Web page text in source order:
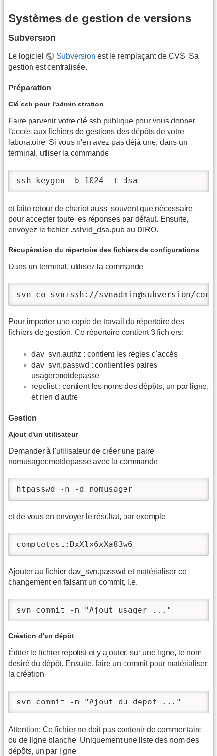
Systèmes de gestion de versions
Subversion
Le logiciel Subversion est le remplaçant de CVS. Sa
gestion est centralisée.
Préparation
Clé ssh pour l'administration
Faire parvenir votre clé ssh publique pour vous donner
l'accès aux fichiers de gestions des dépôts de votre
laboratoire. Si vous n'en avez pas déjà une, dans un
terminal, utliser la commande
ssh-keygen -b 1024 -t dsa
et faite retour de chariot aussi souvent que nécessaire
pour accepter toute les réponses par défaut. Ensuite,
envoyez le fichier .ssh/id_dsa.pub au DIRO.
Récupération du répertoire des fichiers de configurations
Dans un terminal, utilisez la commande
svn co svn+ssh://svnadmin@subversion/
Pour importer une copie de travail du répertoire des
fichiers de gestion. Ce répertoire contient 3 fichiers:
dav_svn.authz : contient les règles d'accès
dav_svn.passwd : contient les paires
usager:motdepasse
repolist : contient les noms des dépôts, un par ligne,
et rien d'autre
Gestion
Ajout d'un utilisateur
Demander à l'utilisateur de créer une paire
nomusager:motdepasse avec la commande
htpasswd -n -d nomusager
et de vous en envoyer le résultat, par exemple
comptetest:DxXlx6xXa83w6
Ajouter au fichier dav_svn.passwd et matérialiser ce
changement en faisant un commit, i.e.
svn commit -m "Ajout usager ..."
Création d'un dépôt
Éditer le fichier repolist et y ajouter, sur une ligne, le nom
désiré du dépôt. Ensuite, faire un commit pour matérialiser
la création
svn commit -m "Ajout du depot ..."
Attention: Ce fichier ne doit pas contenir de commentaire
ou de ligne blanche. Uniquement une liste des nom des
dépôts, un par ligne.